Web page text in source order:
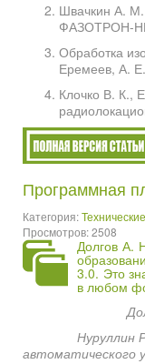
Швачкин А. М.
ФАЗОТРОН-
Обработка
Еремеев, А.
Клочко В. К.,
Программная
Категория:
Просмотров: 2508
Долгов А.
3.0. Это
в любом
Нуруллин
автоматического